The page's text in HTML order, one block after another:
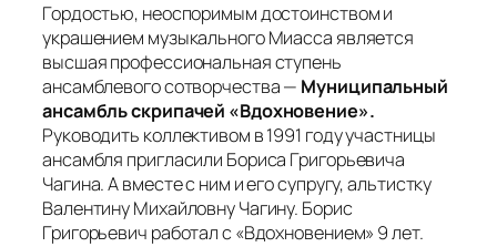
Гордостью, неоспоримым достоинством и
украшением музыкального Миасса является
высшая профессиональная ступень
ансамблевого сотворчества — Муниципальный
ансамбль скрипачей «Вдохновение».
Руководить коллективом в 1991 году участницы
ансамбля пригласили Бориса Григорьевича
Чагина. А вместе с ним и его супругу, альтистку
Валентину Михайловну Чагину. Борис
Григорьевич работал с «Вдохновением» 9 лет.